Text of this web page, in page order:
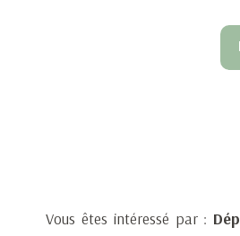
Vous êtes intéressé par :